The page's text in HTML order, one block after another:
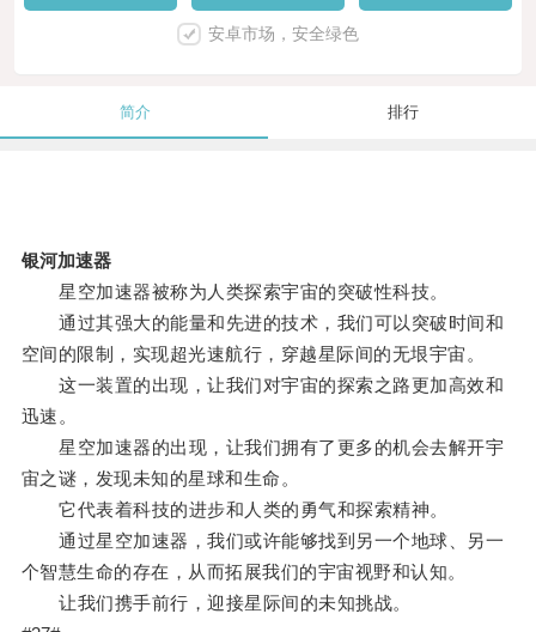
安卓市场，安全绿色
简介 排行
银河加速器
星空加速器被称为人类探索宇宙的突破性科技。
通过其强大的能量和先进的技术，我们可以突破时间和
空间的限制，实现超光速航行，穿越星际间的无垠宇宙。
这一装置的出现，让我们对宇宙的探索之路更加高效和
迅速。
星空加速器的出现，让我们拥有了更多的机会去解开宇
宙之谜，发现未知的星球和生命。
它代表着科技的进步和人类的勇气和探索精神。
通过星空加速器，我们或许能够找到另一个地球、另一
个智慧生命的存在，从而拓展我们的宇宙视野和认知。
让我们携手前行，迎接星际间的未知挑战。